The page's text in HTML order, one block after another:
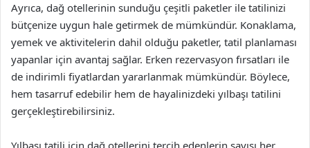
Ayrıca, dağ otellerinin sunduğu çeşitli paketler ile tatilinizi
bütçenize uygun hale getirmek de mümkündür. Konaklama,
yemek ve aktivitelerin dahil olduğu paketler, tatil planlaması
yapanlar için avantaj sağlar. Erken rezervasyon fırsatları ile
de indirimli fiyatlardan yararlanmak mümkündür. Böylece,
hem tasarruf edebilir hem de hayalinizdeki yılbaşı tatilini
gerçekleştirebilirsiniz.
Yılbaşı tatili için dağ otellerini tercih edenlerin sayısı her